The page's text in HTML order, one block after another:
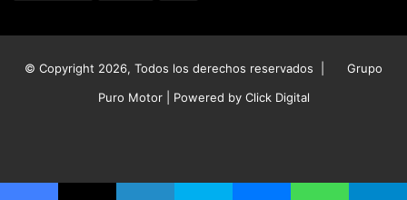
© Copyright 2026, Todos los derechos reservados |
Grupo
Puro Motor | Powered by Click Digital